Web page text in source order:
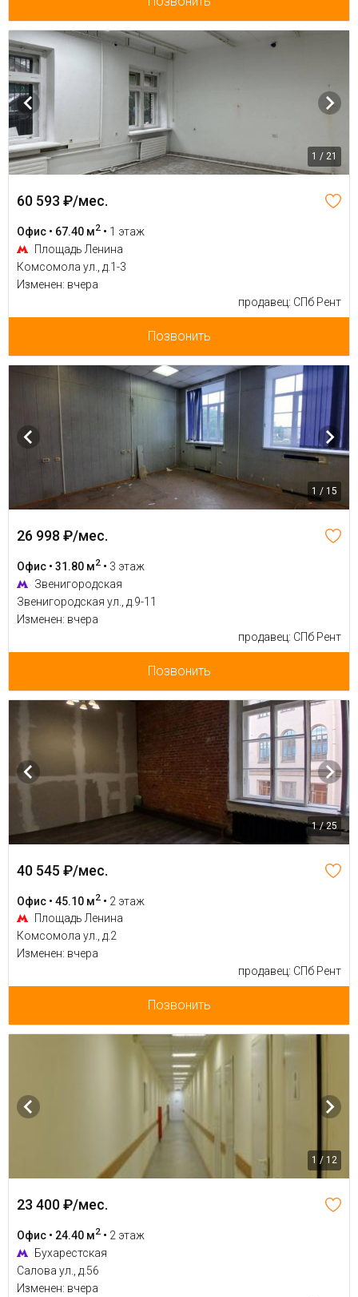
1 / 21
60 593 ₽/мес.
Офис • 67.40 м2 • 1 этаж
Площадь Ленина
Комсомола ул., д.1-3
Изменен: вчера
продавец: СПб Рент
Позвонить
1 / 15
26 998 ₽/мес.
Офис • 31.80 м2 • 3 этаж
Звенигородская
Звенигородская ул., д.9-11
Изменен: вчера
продавец: СПб Рент
Позвонить
1 / 25
40 545 ₽/мес.
Офис • 45.10 м2 • 2 этаж
Площадь Ленина
Комсомола ул., д.2
Изменен: вчера
продавец: СПб Рент
Позвонить
1 / 12
23 400 ₽/мес.
Офис • 24.40 м2 • 2 этаж
Бухарестская
Салова ул., д.56
Изменен: вчера